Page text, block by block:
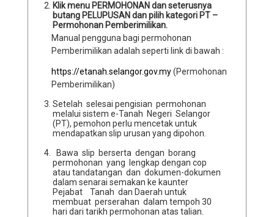
Klik menu PERMOHONAN dan seterusnya
butang PELUPUSAN dan pilih kategori PT –
Permohonan Pemberimilikan.
Manual pengguna bagi permohonan
Pemberimilikan adalah seperti link di bawah :​
https://etanah.selangor.gov.my(Permohonan
Pemberimilikan)
Setelah selesai pengisian permohonan
melalui sistem e-Tanah Negeri Selangor
(PT), pemohon perlu mencetak untuk
mendapatkan slip urusan yang dipohon.
Bawa slip berserta dengan borang
permohonan yang lengkap dengan cop
atau tandatangan dan dokumen-dokumen
dalam senarai semakan ke kaunter
Pejabat Tanah dan Daerah untuk
membuat perserahan dalam tempoh 30
hari dari tarikh permohonan atas talian.